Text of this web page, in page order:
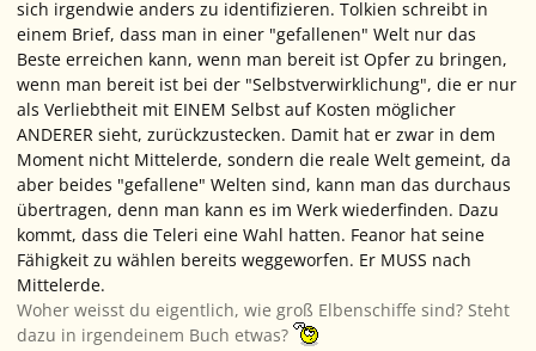
sich irgendwie anders zu identifizieren. Tolkien schreibt in
einem Brief, dass man in einer "gefallenen" Welt nur das
Beste erreichen kann, wenn man bereit ist Opfer zu bringen,
wenn man bereit ist bei der "Selbstverwirklichung", die er nur
als Verliebtheit mit EINEM Selbst auf Kosten möglicher
ANDERER sieht, zurückzustecken. Damit hat er zwar in dem
Moment nicht Mittelerde, sondern die reale Welt gemeint, da
aber beides "gefallene" Welten sind, kann man das durchaus
übertragen, denn man kann es im Werk wiederfinden. Dazu
kommt, dass die Teleri eine Wahl hatten. Feanor hat seine
Fähigkeit zu wählen bereits weggeworfen. Er MUSS nach
Mittelerde.
Woher weisst du eigentlich, wie groß Elbenschiffe sind? Steht
dazu in irgendeinem Buch etwas?